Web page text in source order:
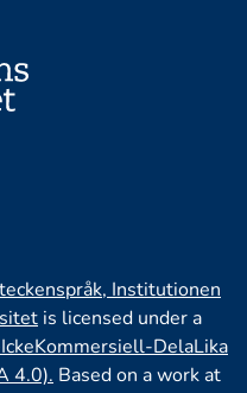
Institutionen
is licensed under a
DelaLika
4.0). Based on a work at